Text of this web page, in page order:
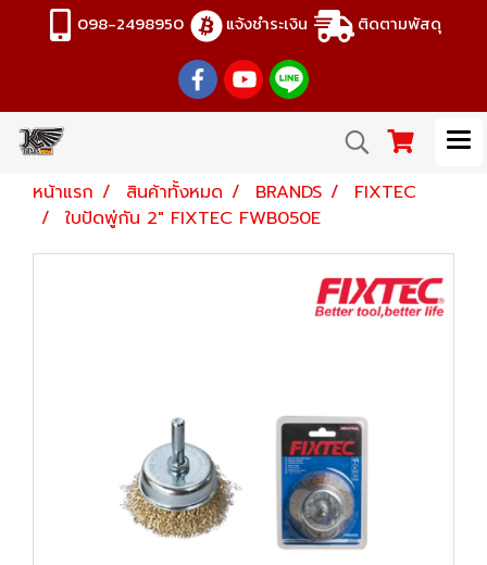
098-2498950 แจ้งชำระเงิน ติดตามพัสดุ
หน้าแรก สินค้าทั้งหมด BRANDS
FIXTEC
ใบปัดพู่กัน 2" FIXTEC FWB050E